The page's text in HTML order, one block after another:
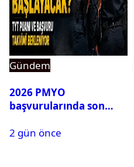
Gündem
2026 PMYO
başvurularında son
2 gün önce